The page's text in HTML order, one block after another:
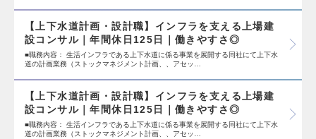
【上下水道計画・設計職】インフラを支える上場建
設コンサル｜年間休日125日｜働きやすさ◎
■職務内容： 生活インフラである上下水道に係る事業を展開する同社にて上下水
道の計画業務（ストックマネジメント計画、、アセッ…
【上下水道計画・設計職】インフラを支える上場建
設コンサル｜年間休日125日｜働きやすさ◎
■職務内容： 生活インフラである上下水道に係る事業を展開する同社にて上下水
道の計画業務（ストックマネジメント計画、、アセッ…